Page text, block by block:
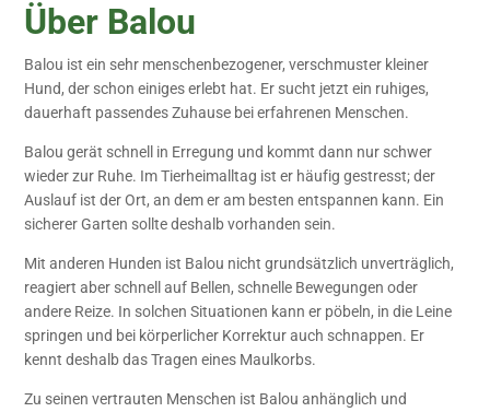
Über Balou
Balou ist ein sehr menschenbezogener, verschmuster kleiner
Hund, der schon einiges erlebt hat. Er sucht jetzt ein ruhiges,
dauerhaft passendes Zuhause bei erfahrenen Menschen.
Balou gerät schnell in Erregung und kommt dann nur schwer
wieder zur Ruhe. Im Tierheimalltag ist er häufig gestresst; der
Auslauf ist der Ort, an dem er am besten entspannen kann. Ein
sicherer Garten sollte deshalb vorhanden sein.
Mit anderen Hunden ist Balou nicht grundsätzlich unverträglich,
reagiert aber schnell auf Bellen, schnelle Bewegungen oder
andere Reize. In solchen Situationen kann er pöbeln, in die Leine
springen und bei körperlicher Korrektur auch schnappen. Er
kennt deshalb das Tragen eines Maulkorbs.
Zu seinen vertrauten Menschen ist Balou anhänglich und